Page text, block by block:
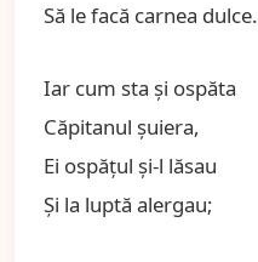
Să le facă carnea dulce.
Iar cum sta şi ospăta
Căpitanul şuiera,
Ei ospăţul şi-l lăsau
Şi la luptă alergau;